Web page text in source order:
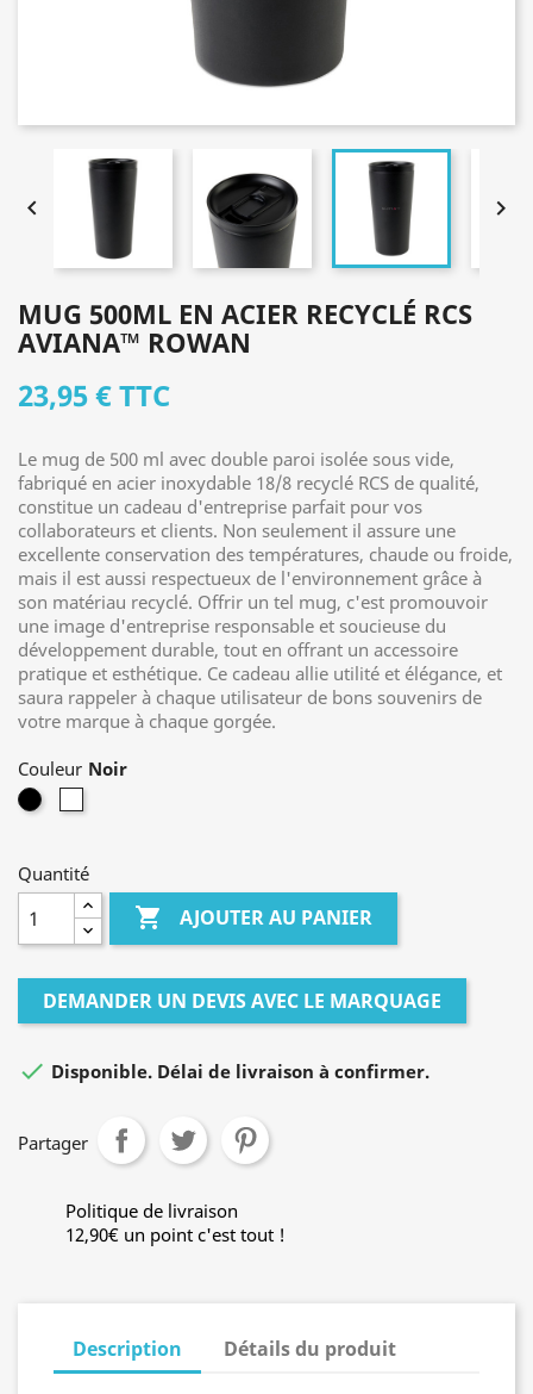
 
MUG 500ML EN ACIER RECYCLÉ RCS
AVIANA™ ROWAN
23,95 €TTC
Le mug de 500 ml avec double paroi isolée sous vide,
fabriqué en acier inoxydable 18/8 recyclé RCS de qualité,
constitue un cadeau d'entreprise parfait pour vos
collaborateurs et clients. Non seulement il assure une
excellente conservation des températures, chaude ou froide,
mais il est aussi respectueux de l'environnement grâce à
son matériau recyclé. Offrir un tel mug, c'est promouvoir
une image d'entreprise responsable et soucieuse du
développement durable, tout en offrant un accessoire
pratique et esthétique. Ce cadeau allie utilité et élégance, et
saura rappeler à chaque utilisateur de bons souvenirs de
votre marque à chaque gorgée.
Couleur
Noir
Quantité
 AJOUTER AU PANIER
DEMANDER UN DEVIS AVEC LE MARQUAGE
 Disponible. Délai de livraison à confirmer.
Partager
Politique de livraison
12,90€ un point c'est tout !
Description Détails du produit